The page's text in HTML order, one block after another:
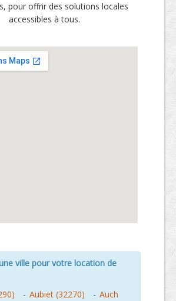
pour offrir des solutions locales
accessibles à tous.
ville pour votre location de
- Aubiet (32270) - Auch